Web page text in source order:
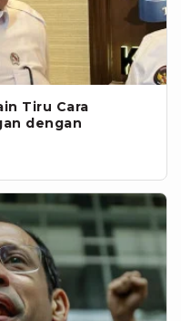
Tiru Cara
dengan